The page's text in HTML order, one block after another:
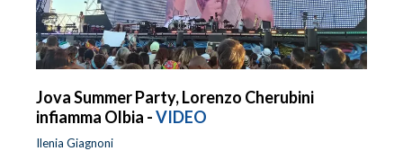
Jova Summer Party, Lorenzo Cherubini
infiamma Olbia -VIDEO
Ilenia Giagnoni